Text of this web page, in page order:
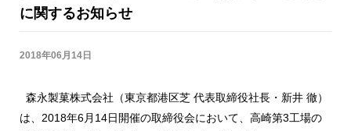
に関するお知らせ
2018年06月14日
森永製菓株式会社（東京都港区芝 代表取締役社長・新井 徹）
は、2018年6月14日開催の取締役会において、高崎第3工場の